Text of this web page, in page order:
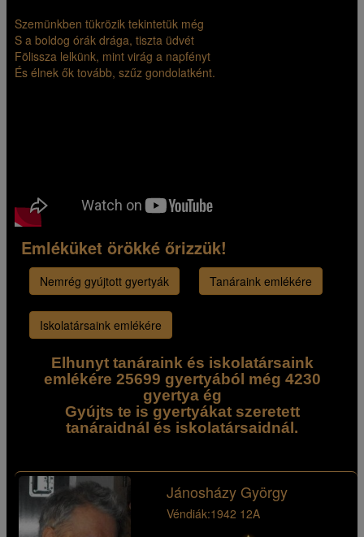
Szemünkben tükrözik tekintetük még
S a boldog órák drága, tiszta üdvét
Fölissza lelkünk, mint virág a napfényt
És élnek ők tovább, szűz gondolatként.
Emléküket örökké őrizzük!
Nemrég gyújtott gyertyák Tanáraink emlékére
Iskolatársaink emlékére
Elhunyt tanáraink és iskolatársaink
emlékére 25699 gyertyából még 4230
gyertya ég
Gyújts te is gyertyákat szeretett
tanáraidnál és iskolatársaidnál.
Jánosházy György
Véndiák:1942 12A